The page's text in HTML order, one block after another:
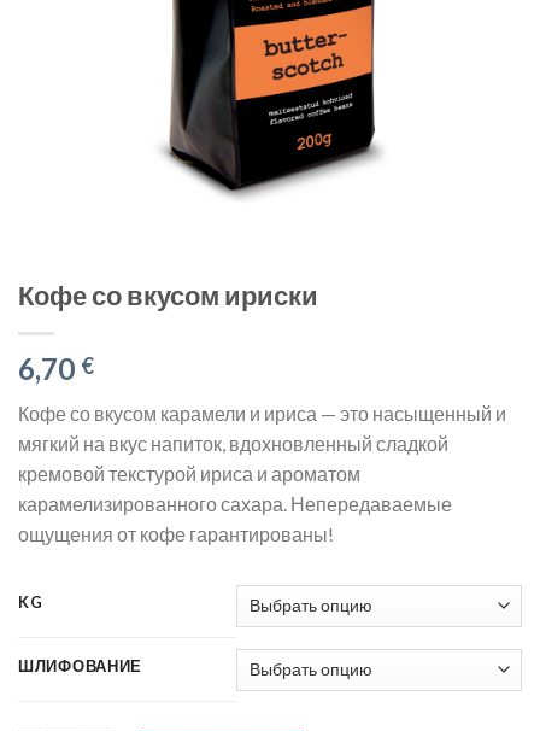
Кофе со вкусом ириски
6,70 €
Кофе со вкусом карамели и ириса — это насыщенный и
мягкий на вкус напиток, вдохновленный сладкой
кремовой текстурой ириса и ароматом
карамелизированного сахара. Непередаваемые
ощущения от кофе гарантированы!
KG
ШЛИФОВАНИЕ